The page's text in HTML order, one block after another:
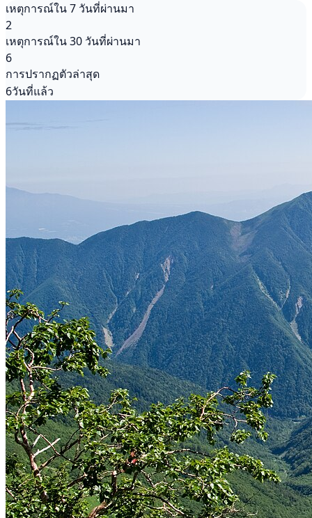
เหตุการณ์ใน 7 วันที่ผ่านมา
2
เหตุการณ์ใน 30 วันที่ผ่านมา
6
การปรากฏตัวล่าสุด
6วันที่แล้ว